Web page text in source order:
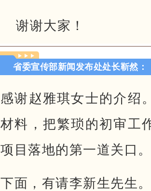
谢谢大家！
省委宣传部新闻发布处处长靳然：
感谢赵雅琪女士的介绍
材料，把繁琐的初审工
项目落地的第一道关口
下面，有请李新生先生